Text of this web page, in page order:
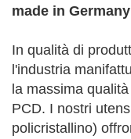
made in
In qualità di
l'industria
la massima
PCD. I nostri
policristallino)